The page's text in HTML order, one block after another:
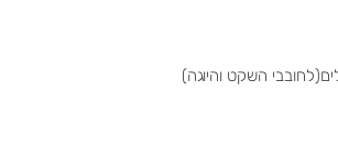
השקט והיוגה)